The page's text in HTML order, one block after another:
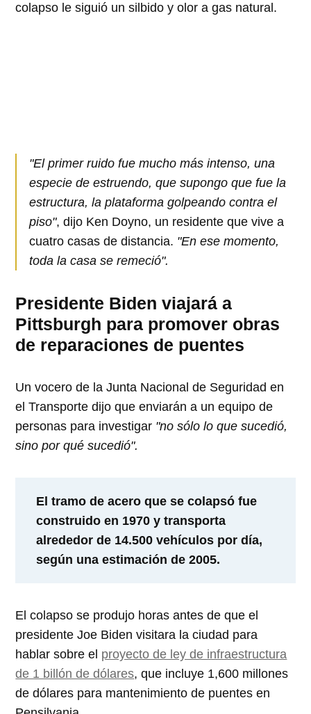
colapso le siguió un silbido y olor a gas natural.
"El primer ruido fue mucho más intenso, una
especie de estruendo, que supongo que fue la
estructura, la plataforma golpeando contra el
piso", dijo Ken Doyno, un residente que vive a
cuatro casas de distancia. "En ese momento,
toda la casa se remeció".
Presidente Biden viajará a
Pittsburgh para promover obras
de reparaciones de puentes
Un vocero de la Junta Nacional de Seguridad en
el Transporte dijo que enviarán a un equipo de
personas para investigar "no sólo lo que sucedió,
sino por qué sucedió".
El tramo de acero que se colapsó fue
construido en 1970 y transporta
alrededor de 14.500 vehículos por día,
según una estimación de 2005.
El colapso se produjo horas antes de que el
presidente Joe Biden visitara la ciudad para
hablar sobre el proyecto de ley de infraestructura
de 1 billón de dólares, que incluye 1,600 millones
de dólares para mantenimiento de puentes en